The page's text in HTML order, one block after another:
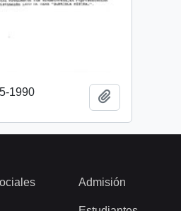
1990
Admisión